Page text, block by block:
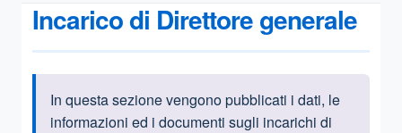
Incarico di Direttore generale
Informazioni introduttive
In questa sezione vengono pubblicati i dati, le
informazioni ed i documenti sugli incarichi di